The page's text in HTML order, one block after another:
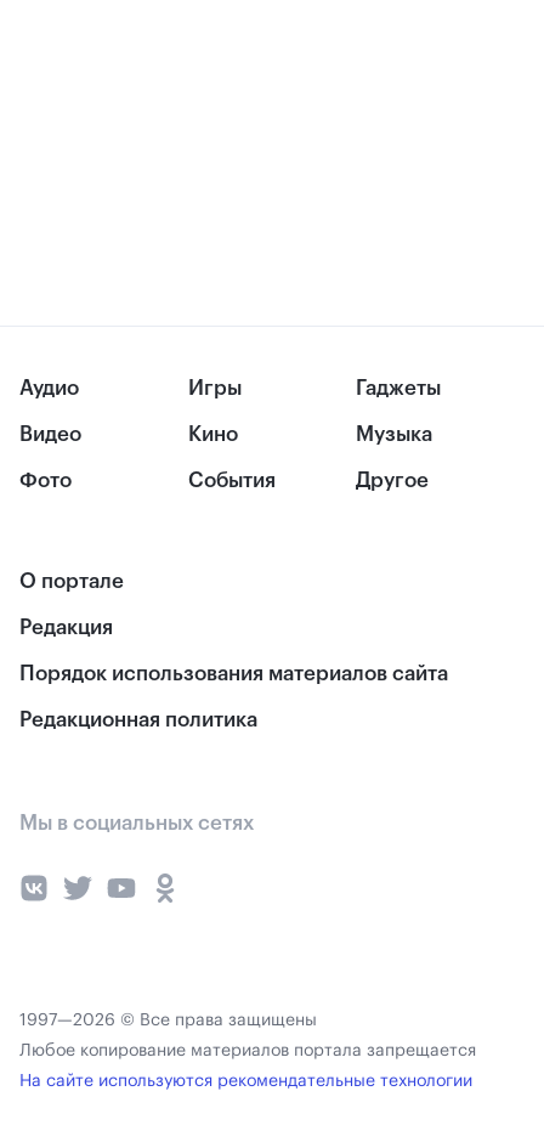
Аудио
Видео
Фото
Игры
Кино
События
Гаджеты
Музыка
Другое
О портале
Редакция
Порядок использования материалов сайта
Редакционная политика
Мы в социальных сетях
1997—2026 © Все права защищены
Любое копирование материалов портала запрещается
На сайте используются рекомендательные технологии